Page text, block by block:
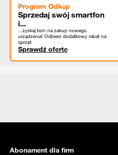
Program Odkup
Sprzedaj swój smartfon
i...
...zyskaj bon na zakup nowego
urządzenia! Odbierz dodatkowy rabat na
sprzęt.
Sprawdź ofertę
Abonament dla firm